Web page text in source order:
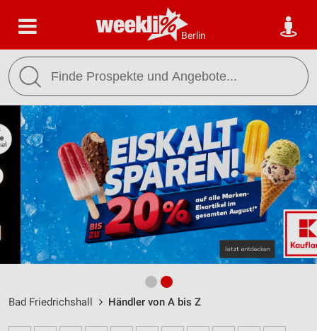
Berlin
Bad Friedrichshall Händler von A bis Z